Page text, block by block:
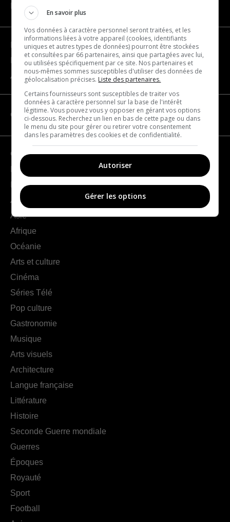
NAVIGATION
Devenir partenaire
Nous joindre
À propos
CATÉGORIES
Géographie
France
Europe
Amériques
Asie
Afrique
Océanie
Arts et culture
Cinéma
Séries Télé
Pop culture
Gastronomie
Musique
Arts visuels
Architecture
Langue française
Littérature
Histoire
Seconde Guerre mondiale
Guerres
Époques
Royauté
Sport
Football
En savoir plus
Vos données à caractère personnel seront traitées, et les
informations liées à votre appareil (cookies, identifiants
uniques et autres types de données) pourront être stockées
et consultées par 66 partenaires, ainsi que partagées avec lui,
ou utilisées spécifiquement par ce site. Nos partenaires et
nous-mêmes sommes susceptibles d'utiliser des données de
géolocalisation précises. Liste des partenaires.
Certains fournisseurs sont susceptibles de traiter vos
données à caractère personnel sur la base de l'intérêt
légitime. Vous pouvez vous y opposer en gérant vos options
ci-dessous. Recherchez un lien en bas de cette page ou dans
le menu du site pour gérer ou retirer votre consentement
dans les paramètres des cookies et de confidentialité.
Autoriser
Gérer les options